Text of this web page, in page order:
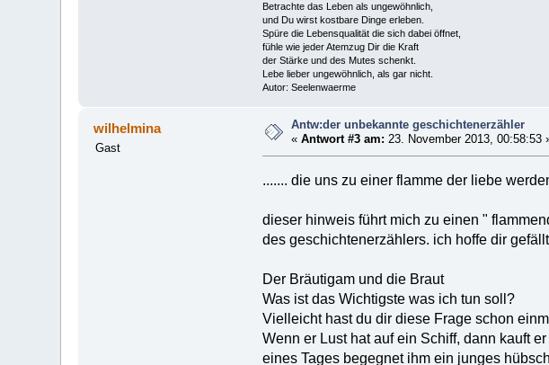
Betrachte das Leben als ungewöhnlich,
und Du wirst kostbare Dinge erleben.
Spüre die Lebensqualität die sich dabei öffnet,
fühle wie jeder Atemzug Dir die Kraft
der Stärke und des Mutes schenkt.
Lebe lieber ungewöhnlich, als gar nicht.
Autor: Seelenwaerme
wilhelmina
Gast
Antw:der unbekannte geschichtenerzähler
«Antwort #3 am: 23. November 2013, 00:58:53
....... die uns zu einer flamme der liebe
dieser hinweis führt mich zu einen "
des geschichtenerzählers. ich hoffe dir
Der Bräutigam und die Braut
Was ist das Wichtigste was ich tun soll?
Vielleicht hast du dir diese Frage schon
Wenn er Lust hat auf ein Schiff, dann kauft
eines Tages begegnet ihm ein junges